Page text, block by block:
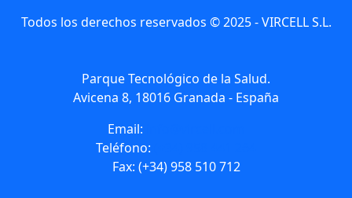
Todos los derechos reservados © 2025 - VIRCELL S.L.
Parque Tecnológico de la Salud.
Avicena 8, 18016 Granada - España
Email:
Teléfono:
Fax: (+34) 958 510 712